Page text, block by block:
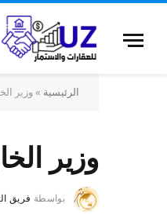
الرئيسية » وزير
وزير
بواسطة فريق